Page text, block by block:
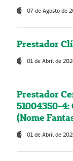
07 de Agosto de
Prestador
01 de Abril de
Prestador
51004350-
(Nome
01 de Abril de